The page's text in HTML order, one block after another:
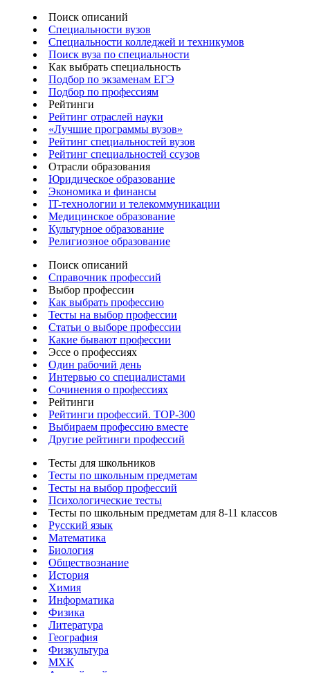
Поиск описаний
Специальности вузов
Специальности колледжей и техникумов
Поиск вуза по специальности
Как выбрать специальность
Подбор по экзаменам ЕГЭ
Подбор по профессиям
Рейтинги
Рейтинг отраслей науки
«Лучшие программы вузов»
Рейтинг специальностей вузов
Рейтинг специальностей ссузов
Отрасли образования
Юридическое образование
Экономика и финансы
IT-технологии и телекоммуникации
Медицинское образование
Культурное образование
Религиозное образование
Поиск описаний
Справочник профессий
Выбор профессии
Как выбрать профессию
Тесты на выбор профессии
Статьи о выборе профессии
Какие бывают профессии
Эссе о профессиях
Один рабочий день
Интервью со специалистами
Сочинения о профессиях
Рейтинги
Рейтинги профессий. TOP-300
Выбираем профессию вместе
Другие рейтинги профессий
Тесты для школьников
Тесты по школьным предметам
Тесты на выбор профессий
Психологические тесты
Тесты по школьным предметам для 8-11 классов
Русский язык
Математика
Биология
Обществознание
История
Химия
Информатика
Физика
Литература
География
Физкультура
МХК